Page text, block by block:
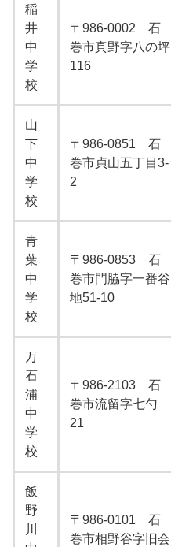
稲
井
中
学
校
〒986-0002 石
巻市真野字八の坪
116
山
下
中
学
校
〒986-0851 石
巻市貞山五丁目3-
2
青
葉
中
学
校
〒986-0853 石
巻市門脇字一番谷
地51-10
万
石
浦
中
学
校
〒986-2103 石
巻市流留字七勺
21
飯
野
川
〒986-0101 石
巻市相野谷字旧会